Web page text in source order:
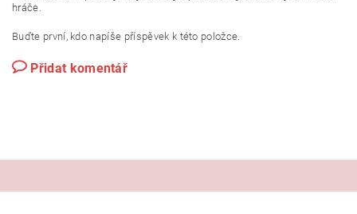
hráče.
Buďte první, kdo napíše příspěvek k této položce.
Přidat komentář